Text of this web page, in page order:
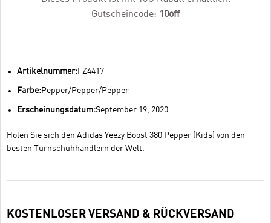
Gutscheincode: 10off
Artikelnummer:FZ4417
Farbe:Pepper/Pepper/Pepper
Erscheinungsdatum:September 19, 2020
Holen Sie sich den Adidas Yeezy Boost 380 Pepper (Kids) von den
besten Turnschuhhändlern der Welt.
KOSTENLOSER VERSAND & RÜCKVERSAND